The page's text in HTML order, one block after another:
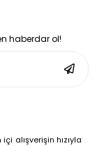
Topraklama
Topraklama
haberdar ol!
alışverişin hızıyla